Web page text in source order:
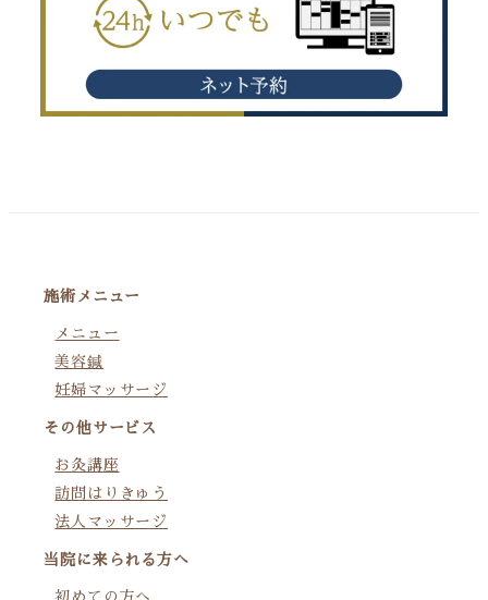
施術メニュー
メニュー
美容鍼
妊婦マッサージ
その他サービス
お灸講座
訪問はりきゅう
法人マッサージ
当院に来られる方へ